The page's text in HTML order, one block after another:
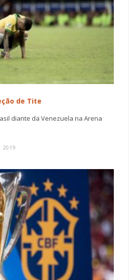
de Tite
diante da Venezuela na Arena
2019